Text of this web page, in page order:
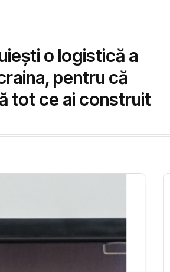
o logistică a
pentru că
tot ce ai construit